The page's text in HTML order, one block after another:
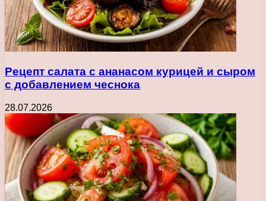
Рецепт салата с ананасом курицей и сыром
с добавлением чеснока
28.07.2026